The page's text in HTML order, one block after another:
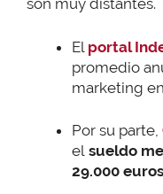
son muy distantes.
El portal
promedio
marketing
Por su parte,
el sueldo
29.000